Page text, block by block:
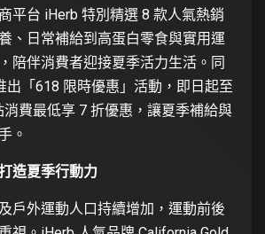
平台 iHerb 特別精選 8 款人氣熱銷
、日常補給到高蛋白零食與實用運
陪伴消費者迎接夏季活力生活。同
出「618 限時優惠」活動，即日起至
費最低享 7 折優惠，讓夏季補給與
。
造夏季行動力
戶外運動人口持續增加，運動前後